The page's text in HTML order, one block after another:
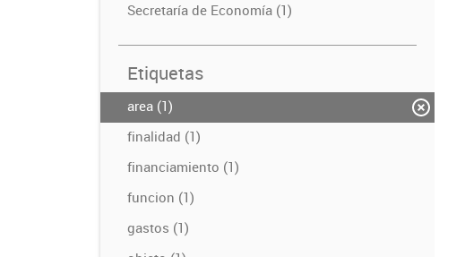
Secretaría de Economía (1)
Etiquetas
area (1)
finalidad (1)
financiamiento (1)
funcion (1)
gastos (1)